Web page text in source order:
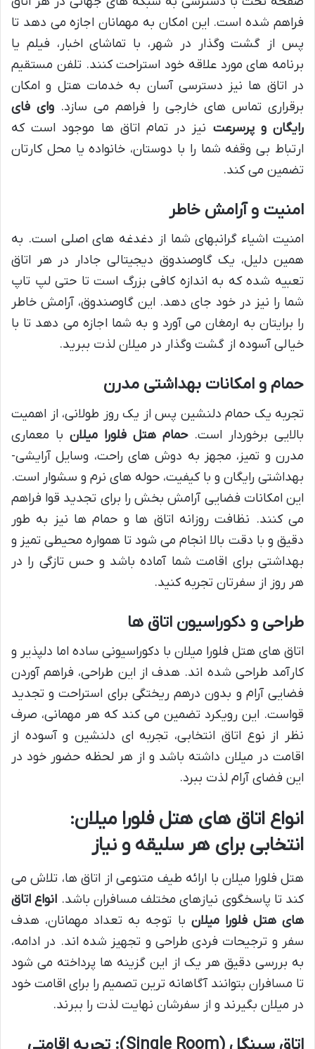
فراهم شده است. این امکان به مهمانان اجازه می دهد تا
پس از گشت وگذار در شهر، با تماشای اخبار، فیلم یا
برنامه های مورد علاقه خود استراحت کنند. تلفن مستقیم
در اتاق ها نیز دسترسی آسان به خدمات هتل و امکان
برقراری تماس های خارجی را فراهم می سازد. وای فای
رایگان و پرسرعت نیز در تمام اتاق ها موجود است که
ارتباط بی وقفه شما را با دوستان، خانواده یا محل کارتان
تضمین می کند.
امنیت و آرامش خاطر
امنیت اشیاء گرانبهای شما از دغدغه های اصلی است. به
همین دلیل، یک گاوصندوق دیجیتالی جادار در هر اتاق
تعبیه شده که به اندازه کافی بزرگ است تا حتی لپ تاپ
شما را نیز در خود جای دهد. این گاوصندوق، آرامش خاطر
را برایتان به ارمغان می آورد و به شما اجازه می دهد تا با
خیالی آسوده از گشت وگذار در میلان لذت ببرید.
حمام و امکانات بهداشتی مدرن
تجربه یک حمام دلنشین پس از یک روز طولانی، از اهمیت
بالایی برخوردار است.حمام هتل فلورا میلان با معماری
مدرن و تمیز، مجهز به دوش های راحت، وسایل آرایشی-
بهداشتی رایگان و با کیفیت، حوله های نرم و سشوار است.
این امکانات فضایی آرامش بخش را برای تجدید قوا فراهم
می کنند. نظافت روزانه اتاق ها و حمام ها نیز به طور
دقیق و با دقت بالا انجام می شود تا همواره محیطی تمیز و
بهداشتی برای اقامت شما آماده باشد و حس تازگی را در
هر روز از سفرتان تجربه کنید.
طراحی و دکوراسیون اتاق ها
اتاق های هتل فلورا میلان با دکوراسیونی ساده اما دلپذیر و
کارآمد طراحی شده اند. هدف از این طراحی، فراهم آوردن
فضایی آرام و بدون درهم ریختگی برای استراحت و تجدید
قواست. این رویکرد تضمین می کند که هر مهمانی، صرف
نظر از نوع اتاق انتخابی، تجربه ای دلنشین و آسوده از
اقامت در میلان داشته باشد و از هر لحظه حضور خود در
این فضای آرام لذت ببرد.
انواع اتاق های هتل فلورا میلان:
انتخابی برای هر سلیقه و نیاز
هتل فلورا میلان با ارائه طیف متنوعی از اتاق ها، تلاش می
کند تا پاسخگوی نیازهای مختلف مسافران باشد. انواع اتاق
های هتل فلورا میلان با توجه به تعداد مهمانان، هدف
سفر و ترجیحات فردی طراحی و تجهیز شده اند. در ادامه،
به بررسی دقیق هر یک از این گزینه ها پرداخته می شود
تا مسافران بتوانند آگاهانه ترین تصمیم را برای اقامت خود
در میلان بگیرند و از سفرشان نهایت لذت را ببرند.
اتاق سینگل (Single Room): تجربه اقامتی